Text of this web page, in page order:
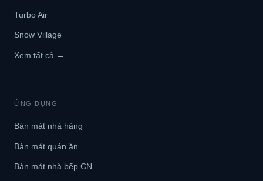
Turbo Air
Snow Village
Xem tất cả →
ỨNG DỤNG
Bàn mát nhà hàng
Bàn mát quán ăn
Bàn mát nhà bếp CN